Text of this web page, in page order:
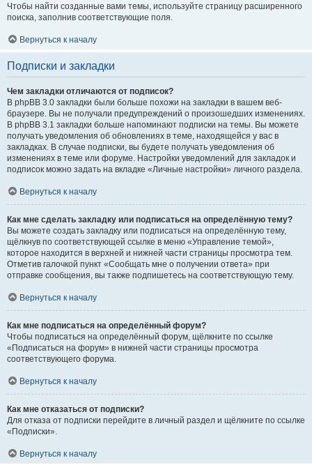
Чтобы найти созданные вами темы, используйте страницу расширенного
поиска, заполнив соответствующие поля.
Вернуться к началу
Подписки и закладки
Чем закладки отличаются от подписок?
В phpBB 3.0 закладки были больше похожи на закладки в вашем веб-
браузере. Вы не получали предупреждений о произошедших изменениях.
В phpBB 3.1 закладки больше напоминают подписки на темы. Вы можете
получать уведомления об обновлениях в теме, находящейся у вас в
закладках. В случае подписки, вы будете получать уведомления об
изменениях в теме или форуме. Настройки уведомлений для закладок и
подписок можно задать на вкладке «Личные настройки» личного раздела.
Вернуться к началу
Как мне сделать закладку или подписаться на определённую тему?
Вы можете создать закладку или подписаться на определённую тему,
щёлкнув по соответствующей ссылке в меню «Управление темой»,
которое находится в верхней и нижней части страницы просмотра тем.
Отметив галочкой пункт «Сообщать мне о получении ответа» при
отправке сообщения, вы также подпишетесь на соответствующую тему.
Вернуться к началу
Как мне подписаться на определённый форум?
Чтобы подписаться на определённый форум, щёлкните по ссылке
«Подписаться на форум» в нижней части страницы просмотра
соответствующего форума.
Вернуться к началу
Как мне отказаться от подписки?
Для отказа от подписки перейдите в личный раздел и щёлкните по ссылке
«Подписки».
Вернуться к началу